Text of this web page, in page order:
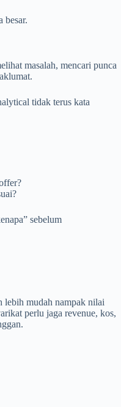
besar.
masalah, mencari punca
tidak terus kata
sebelum
lebih mudah nampak nilai
perlu jaga revenue, kos,